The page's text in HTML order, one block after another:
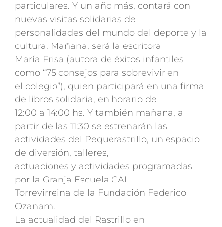
particulares. Y un año más, contará con
nuevas visitas solidarias de
personalidades del mundo del deporte y la
cultura. Mañana, será la escritora
María Frisa (autora de éxitos infantiles
como “75 consejos para sobrevivir en
el colegio”), quien participará en una firma
de libros solidaria, en horario de
12:00 a 14:00 hs. Y también mañana, a
partir de las 11:30 se estrenarán las
actividades del Pequerastrillo, un espacio
de diversión, talleres,
actuaciones y actividades programadas
por la Granja Escuela CAI
Torrevirreina de la Fundación Federico
Ozanam.
La actualidad del Rastrillo en